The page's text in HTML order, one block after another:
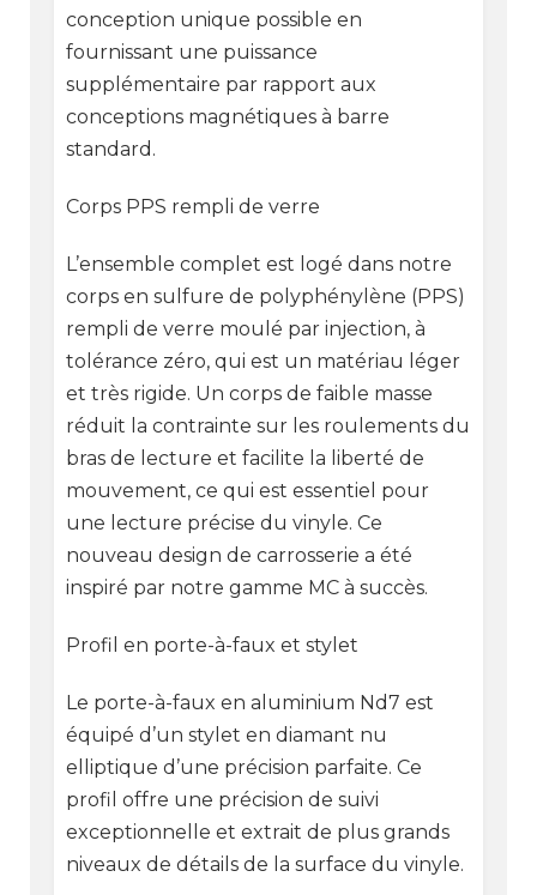
conception unique possible en
fournissant une puissance
supplémentaire par rapport aux
conceptions magnétiques à barre
standard.
Corps PPS rempli de verre
L’ensemble complet est logé dans notre
corps en sulfure de polyphénylène (PPS)
rempli de verre moulé par injection, à
tolérance zéro, qui est un matériau léger
et très rigide. Un corps de faible masse
réduit la contrainte sur les roulements du
bras de lecture et facilite la liberté de
mouvement, ce qui est essentiel pour
une lecture précise du vinyle. Ce
nouveau design de carrosserie a été
inspiré par notre gamme MC à succès.
Profil en porte-à-faux et stylet
Le porte-à-faux en aluminium Nd7 est
équipé d’un stylet en diamant nu
elliptique d’une précision parfaite. Ce
profil offre une précision de suivi
exceptionnelle et extrait de plus grands
niveaux de détails de la surface du vinyle.